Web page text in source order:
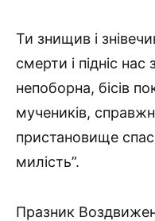
Ти знищив і
смерти і підніс
непоборна, бісів
мучеників,
пристановище
милість”.
Празник